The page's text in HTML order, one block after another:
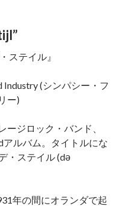
ステイル』
Industry (シンパシー・フ
ー)
ジロック・バンド、
ルバム。タイトルにな
・ステイル (də
年の間にオランダで起